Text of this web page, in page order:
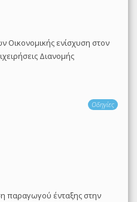
Οικονομικής ενίσχυση στον
Διανομής
Οδηγίες
παραγωγού ένταξης στην